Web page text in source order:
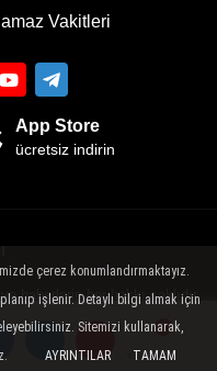
Yorumlar
Yorumlar
Vakitleri
App Store
ücretsiz indirin
haberlerin her hakkı saklıdır.
çerez konumlandırmaktayız.
işlenir. Detaylı bilgi almak için
Sitemizi kullanarak,
AYRINTILAR TAMAM